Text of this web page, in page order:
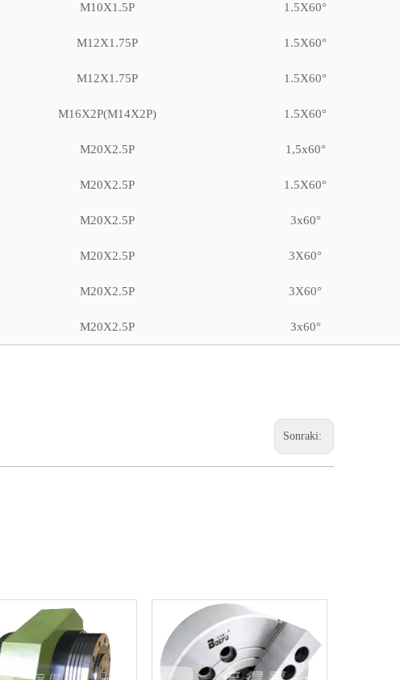
M10X1.5P 1.5X60°
M12X1.75P 1.5X60°
M12X1.75P 1.5X60°
M16X2P(M14X2P) 1.5X60°
M20X2.5P 1,5x60°
M20X2.5P 1.5X60°
M20X2.5P 3x60°
M20X2.5P 3X60°
M20X2.5P 3X60°
M20X2.5P 3x60°
Sonraki: